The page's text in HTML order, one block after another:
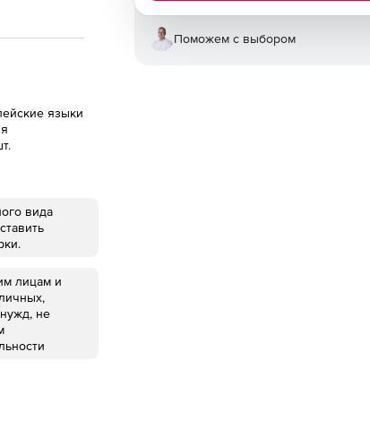
языки
вида
лицам и
не
Поможем с выбором